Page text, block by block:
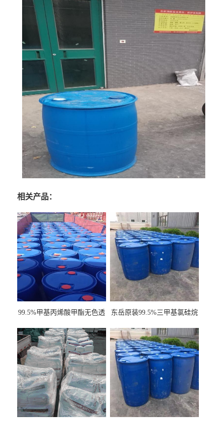
相关产品：
99.5%甲基丙烯酸甲酯无色透
东岳原装99.5%三甲基氯硅烷